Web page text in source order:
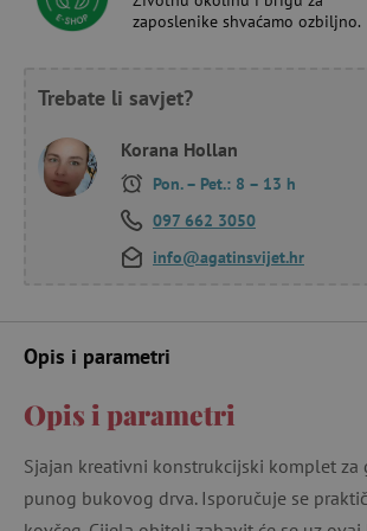
zaposlenike shvaćamo ozbiljno.
Trebate li savjet?
Korana Hollan
Pon. – Pet.: 8 – 13 h
097 662 3050
info@agatinsvijet.hr
Opis i parametri
Opis i parametri
Sjajan kreativni konstrukcijski komplet za
punog bukovog drva. Isporučuje se